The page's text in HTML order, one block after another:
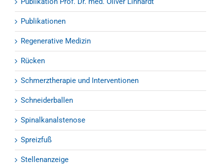
Publikationen
Regenerative Medizin
Rücken
Schmerztherapie und Interventionen
Schneiderballen
Spinalkanalstenose
Spreizfuß
Stellenanzeige